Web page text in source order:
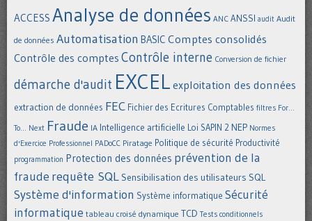
ACCESS Analyse de données ANC ANSSI audit Audit
de données Automatisation BASIC Comptes consolidés
Contrôle des comptes Contrôle interne Conversion de fichier
démarche d'audit EXCEL exploitation des données
extraction de données FEC Fichier des Ecritures Comptables filtres For...
To... Next Fraude IA Intelligence artificielle Loi SAPIN 2 NEP Normes
d'Exercice Professionnel PADoCC Piratage Politique de sécurité Productivité
programmation Protection des données prévention de la
fraude requête SQL Sensibilisation des utilisateurs SQL
Système d'information Système informatique Sécurité
informatique tableau croisé dynamique TCD Tests conditionnels